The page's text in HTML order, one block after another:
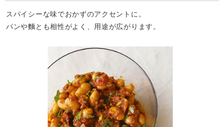
スパイシーな味でおかずのアクセントに。
パンや麵とも相性がよく、用途が広がります。